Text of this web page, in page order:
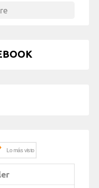
Lo más visto